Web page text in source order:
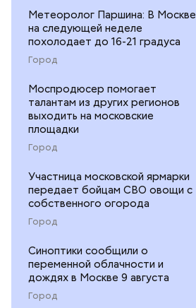
Метеоролог Паршина: В Москве
на следующей неделе
похолодает до 16-21 градуса
Город
Моспродюсер помогает
талантам из других регионов
выходить на московские
площадки
Город
Участница московской ярмарки
передает бойцам СВО овощи с
собственного огорода
Город
Синоптики сообщили о
переменной облачности и
дождях в Москве 9 августа
Город